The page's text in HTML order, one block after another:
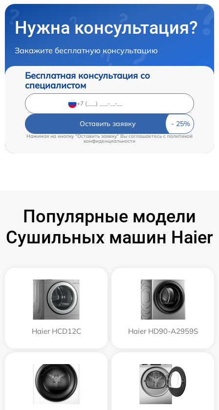
Нужна консультация?
Закажите бесплатную консультацию
Бесплатная консультация со
специалистом
Оставить заявку
Нажимая на кнопку "Оставить заявку" Вы соглашаетесь cполитикой
конфиденциальности
Популярные модели
Сушильных машин Haier
Haier HCD12C Haier HD90-A2959S